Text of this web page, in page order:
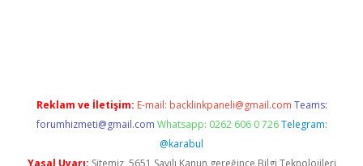
Reklam ve İletişim: E-mail: backlinkpaneli@gmail.com Teams:
forumhizmeti@gmail.com Whatsapp: 0262 606 0 726 Telegram:
@karabul
Yasal Uyarı: Sitemiz, 5651 Sayılı Kanun gereğince Bilgi Teknolojileri